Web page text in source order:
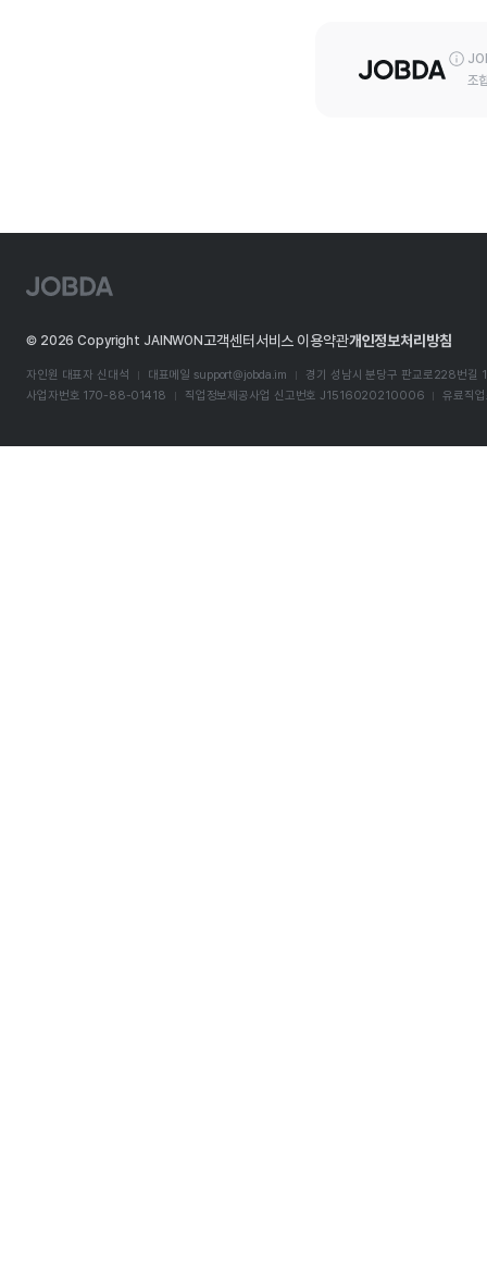
조
D
© 2026 Copyright JAINWON고객센터 서비스 이용약관개인정보처리방침
자인원 대표자 신대석 대표메일support@jobda.im
경기 성남시 분당구 판교로228번길
사업자번호 170-88-01418
직업정보제공사업 신고번호 J1516020210006 유료직